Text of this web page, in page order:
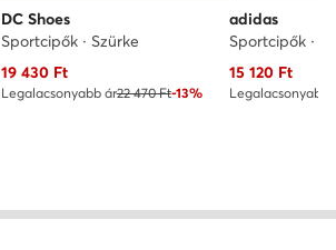
DC Shoes
Sportcipők · Szürke
Aktuális ár
19 430Ft
Legalacsonyabb ár22 470 Ft-13%
adidas
Sportcipők ·
Aktuális ár
15 120Ft
Legalacsonyabb